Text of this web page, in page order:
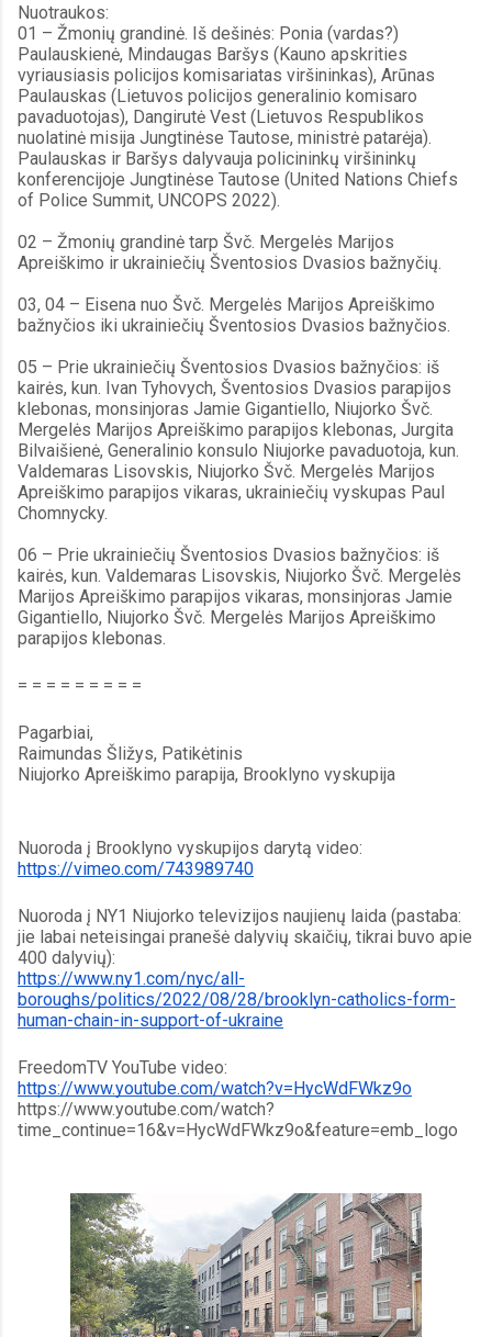
Nuotraukos:
01 – Žmonių grandinė. Iš dešinės: Ponia (vardas?)
Paulauskienė, Mindaugas Baršys (Kauno apskrities
vyriausiasis policijos komisariatas viršininkas), Arūnas
Paulauskas (Lietuvos policijos generalinio komisaro
pavaduotojas), Dangirutė Vest (Lietuvos Respublikos
nuolatinė misija Jungtinėse Tautose, ministrė patarėja).
Paulauskas ir Baršys dalyvauja policininkų viršininkų
konferencijoje Jungtinėse Tautose (United Nations Chiefs
of Police Summit, UNCOPS 2022).
02 – Žmonių grandinė tarp Švč. Mergelės Marijos
Apreiškimo ir ukrainiečių Šventosios Dvasios bažnyčių.
03, 04 – Eisena nuo Švč. Mergelės Marijos Apreiškimo
bažnyčios iki ukrainiečių Šventosios Dvasios bažnyčios.
05 – Prie ukrainiečių Šventosios Dvasios bažnyčios: iš
kairės, kun. Ivan Tyhovych, Šventosios Dvasios parapijos
klebonas, monsinjoras Jamie Gigantiello, Niujorko Švč.
Mergelės Marijos Apreiškimo parapijos klebonas, Jurgita
Bilvaišienė, Generalinio konsulo Niujorke pavaduotoja, kun.
Valdemaras Lisovskis, Niujorko Švč. Mergelės Marijos
Apreiškimo parapijos vikaras, ukrainiečių vyskupas Paul
Chomnycky.
06 – Prie ukrainiečių Šventosios Dvasios bažnyčios: iš
kairės, kun. Valdemaras Lisovskis, Niujorko Švč. Mergelės
Marijos Apreiškimo parapijos vikaras, monsinjoras Jamie
Gigantiello, Niujorko Švč. Mergelės Marijos Apreiškimo
parapijos klebonas.
= = = = = = = = =
Pagarbiai,
Raimundas Šližys, Patikėtinis
Niujorko Apreiškimo parapija, Brooklyno vyskupija
Nuoroda į Brooklyno vyskupijos darytą video:
https://vimeo.com/743989740
Nuoroda į NY1 Niujorko televizijos naujienų laida (pastaba:
jie labai neteisingai pranešė dalyvių skaičių, tikrai buvo apie
400 dalyvių):
https://www.ny1.com/nyc/all-
boroughs/politics/2022/08/28/brooklyn-catholics-form-
human-chain-in-support-of-ukraine
FreedomTV YouTube video:
https://www.youtube.com/watch?v=HycWdFWkz9o
https://www.youtube.com/watch?
time_continue=16&v=HycWdFWkz9o&feature=emb_logo